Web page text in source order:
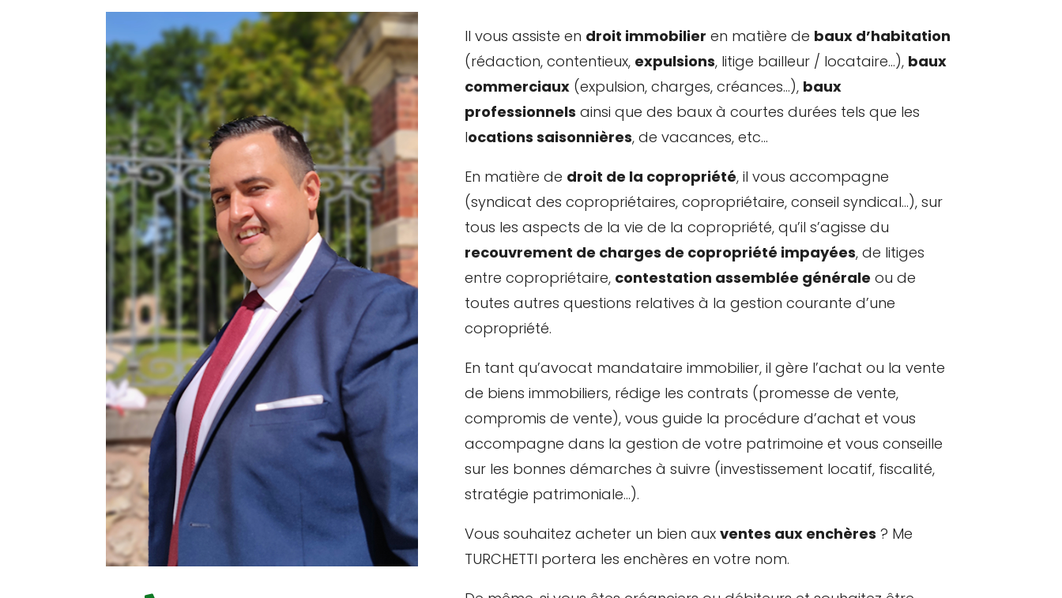
Il vous assiste en droit immobilier en matière de baux d’habitation
(rédaction, contentieux, expulsions, litige bailleur / locataire…), baux
commerciaux (expulsion, charges, créances…), baux
professionnels ainsi que des baux à courtes durées tels que les
locations saisonnières, de vacances, etc…
En matière de droit de la copropriété, il vous accompagne
(syndicat des copropriétaires, copropriétaire, conseil syndical…), sur
tous les aspects de la vie de la copropriété, qu’il s’agisse du
recouvrement de charges de copropriété impayées, de litiges
entre copropriétaire, contestation assemblée générale ou de
toutes autres questions relatives à la gestion courante d’une
copropriété.
En tant qu’avocat mandataire immobilier, il gère l’achat ou la vente
de biens immobiliers, rédige les contrats (promesse de vente,
compromis de vente), vous guide la procédure d’achat et vous
accompagne dans la gestion de votre patrimoine et vous conseille
sur les bonnes démarches à suivre (investissement locatif, fiscalité,
stratégie patrimoniale…).
Vous souhaitez acheter un bien auxventes aux enchères ? Me
TURCHETTI portera les enchères en votre nom.